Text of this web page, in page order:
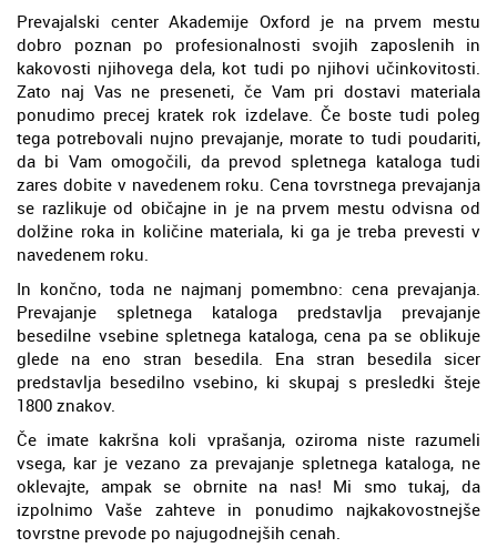
Prevajalski center Akademije Oxford je na prvem mestu
dobro poznan po profesionalnosti svojih zaposlenih in
kakovosti njihovega dela, kot tudi po njihovi učinkovitosti.
Zato naj Vas ne preseneti, če Vam pri dostavi materiala
ponudimo precej kratek rok izdelave. Če boste tudi poleg
tega potrebovali nujno prevajanje, morate to tudi poudariti,
da bi Vam omogočili, da prevod spletnega kataloga tudi
zares dobite v navedenem roku. Cena tovrstnega prevajanja
se razlikuje od običajne in je na prvem mestu odvisna od
dolžine roka in količine materiala, ki ga je treba prevesti v
navedenem roku.
In končno, toda ne najmanj pomembno: cena prevajanja.
Prevajanje spletnega kataloga predstavlja prevajanje
besedilne vsebine spletnega kataloga, cena pa se oblikuje
glede na eno stran besedila. Ena stran besedila sicer
predstavlja besedilno vsebino, ki skupaj s presledki šteje
1800 znakov.
Če imate kakršna koli vprašanja, oziroma niste razumeli
vsega, kar je vezano za prevajanje spletnega kataloga, ne
oklevajte, ampak se obrnite na nas! Mi smo tukaj, da
izpolnimo Vaše zahteve in ponudimo najkakovostnejše
tovrstne prevode po najugodnejših cenah.